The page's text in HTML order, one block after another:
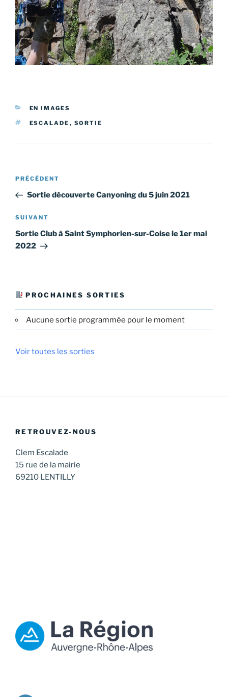
CATÉGORIES
EN IMAGES
ÉTIQUETTES
ESCALADE , SORTIE
Navigation
l’article
Article
précédent
PRÉCÉDENT
Sortie découverte Canyoning du 5 juin 2021
Article
suivant
SUIVANT
Sortie Club à Saint Symphorien-sur-Coise le 1er mai
2022
PROCHAINES SORTIES
Aucune sortie programmée pour le moment
Voir toutes les sorties
RETROUVEZ-NOUS
Clem Escalade
15 rue de la mairie
69210 LENTILLY